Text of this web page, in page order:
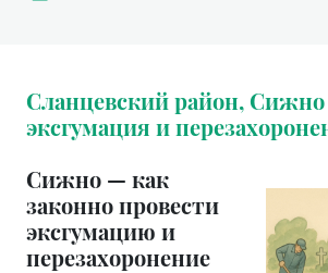
Сланцевский район,
эксгумация и
Сижно — как
законно провести
эксгумацию и
перезахоронение